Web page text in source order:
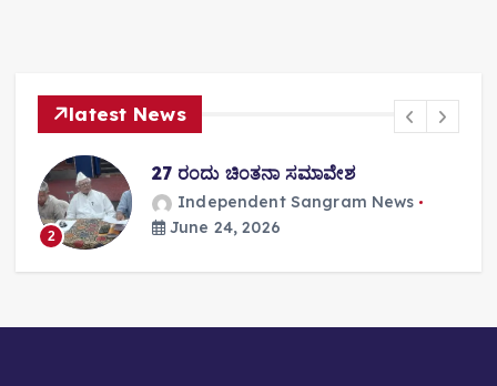
latest News
2
27 ರಂದು ಚಿಂತನಾ ಸಮಾವೇಶ
Independent Sangram News
June 24, 2026